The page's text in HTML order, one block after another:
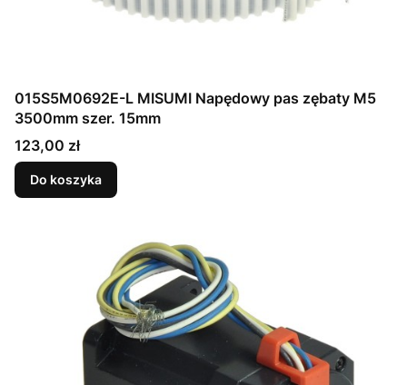
015S5M0692E-L MISUMI Napędowy pas zębaty M5
3500mm szer. 15mm
Cena
123,00 zł
Do koszyka